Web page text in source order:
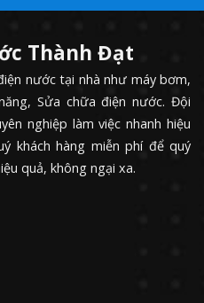
Thành Đạt
nước tại nhà như máy bơm,
Sửa chữa điện nước. Đội
nghiệp làm việc nhanh hiệu
khách hàng miễn phí để quý
quả, không ngại xa.